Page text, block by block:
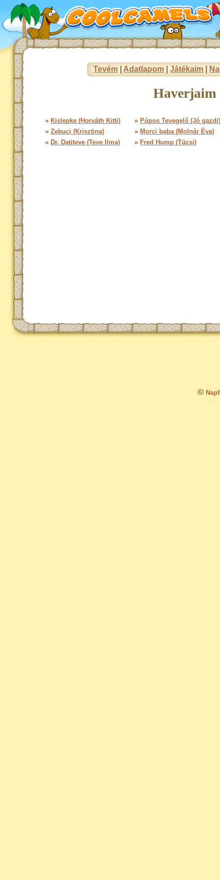
Tevém Adatlapom |Játékaim
Haverjaim
» Kislepke (Horváth Kitti) » Púpos Tevegelő (Jó
»Zebuci (Krisztina) » Morci baba (Molnár Éva)
» Dr. Datiteve (Teve Ilma) » Fred Hump (Tücsi)
©